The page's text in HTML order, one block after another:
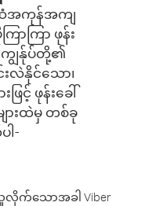
ဆံအကုန်အကျ
ြာကြာ ဖုန်း
ကျွန်ုပ်တို့၏
လဲနိုင်သော၊
င့် ဖုန်းခေါ်
ားထဲမှ တစ်ခု
ါ-
က်သောအခါ Viber